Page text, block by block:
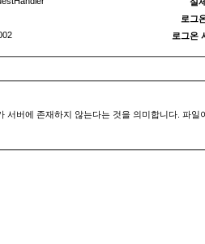
로그
로그온
서버에 존재하지 않는다는 것을 의미합니다. 파